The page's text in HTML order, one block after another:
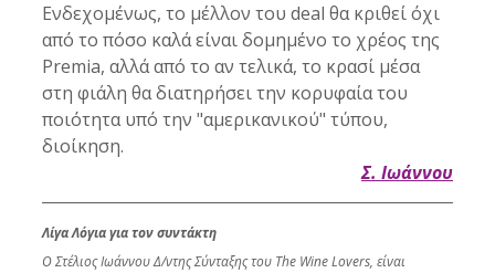
Ενδεχομένως, το μέλλον του deal θα κριθεί όχι
από το πόσο καλά είναι δομημένο το χρέος της
Premia, αλλά από το αν τελικά, το κρασί μέσα
στη φιάλη θα διατηρήσει την κορυφαία του
ποιότητα υπό την "αμερικανικού" τύπου,
διοίκηση.
Σ. Ιωάννου
Λίγα Λο΄για για τον συντάκτη
Ο Στέλιος Ιωάννου Δ/ντης Σύνταξης του The Wine Lovers, είναι